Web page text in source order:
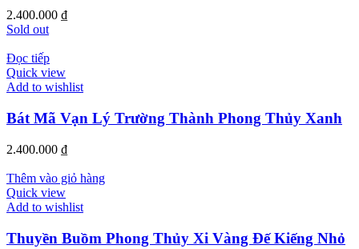
2.400.000 ₫
Sold out
Đọc tiếp
Quick view
Add to wishlist
Bát Mã Vạn Lý Trường Thành Phong Thủy Xanh
2.400.000 ₫
Thêm vào giỏ hàng
Quick view
Add to wishlist
Thuyền Buồm Phong Thủy Xi Vàng Đế Kiếng Nhỏ